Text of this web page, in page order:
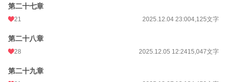
第二十七章
21 2025.12.04 23:004,125文字
第二十八章
28 2025.12.05 12:2415,047文字
第二十九章